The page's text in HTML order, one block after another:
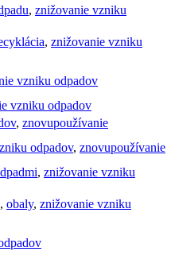
, znižovanie vzniku
, znižovanie vzniku
vzniku odpadov
vzniku odpadov
, znovupoužívanie
odpadov, znovupoužívanie
, znižovanie vzniku
, obaly, znižovanie vzniku